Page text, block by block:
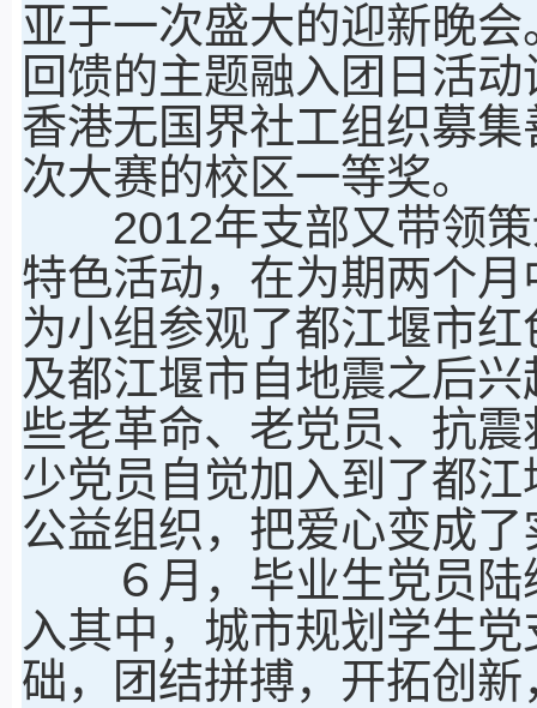
亚于一次盛大的迎新晚
回馈的主题融入团日活
香港无国界社工组织募
次大赛的校区一等奖。
2012年支部又带领策
特色活动，在为期两个
为小组参观了都江堰市
及都江堰市自地震之后
些老革命、老党员、抗
少党员自觉加入到了都江
公益组织，把爱心变成
６月，毕业生党员陆
入其中，城市规划学生
础，团结拼搏，开拓创